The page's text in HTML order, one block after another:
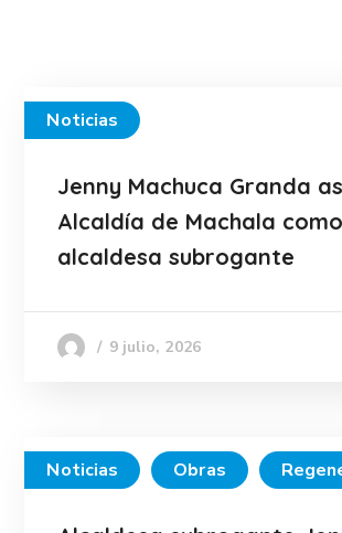
Noticias
Jenny Machuca Granda
Alcaldía de Machala como
alcaldesa subrogante
9 julio, 2026
Noticias Obras